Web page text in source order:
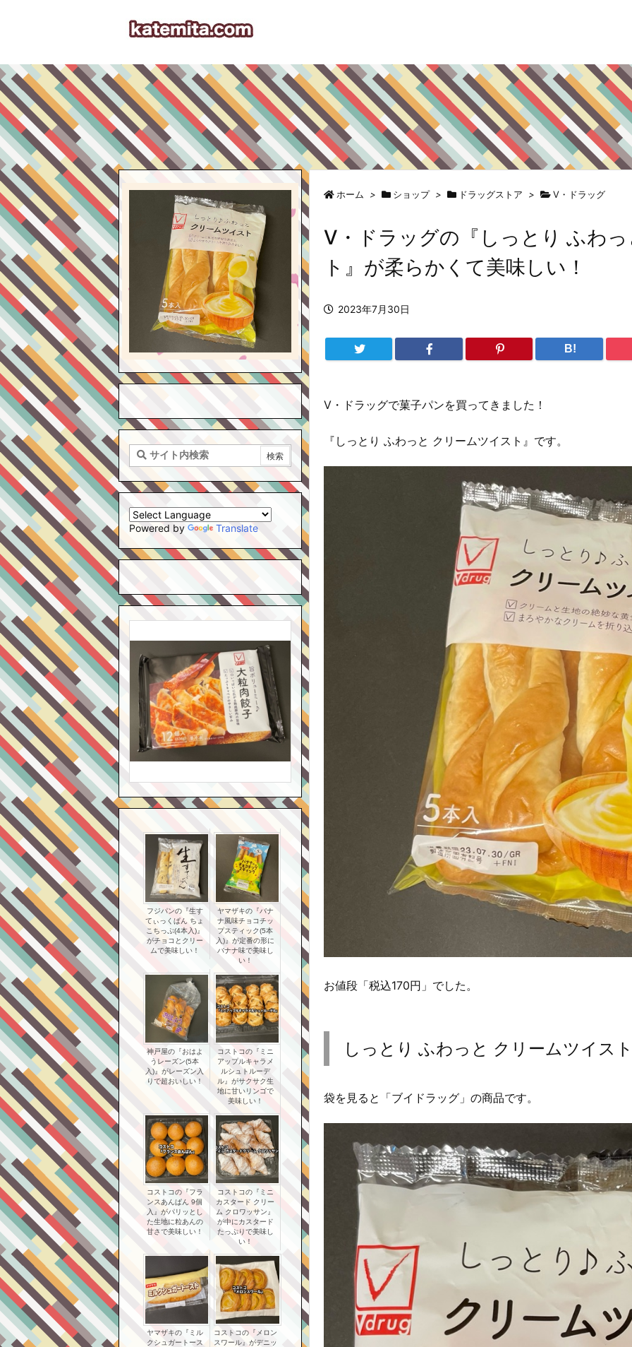
ホーム > ショップ > ドラッグストア > V・ドラッグ
V・ドラッグの『しっとり ふわ
ト』が柔らかくて美味しい！
2023年7月30日
B!
V・ドラッグで菓子パンを買ってきました！
『しっとり ふわっと クリームツイスト』です。
お値段「税込170円」でした。
しっとり ふわっと クリームツイス
袋を見ると「ブイドラッグ」の商品です。
Powered by Translate
フジパンの『生す
てぃっくぱん ちょ
こちっぷ(4本入)』
がチョコとクリー
ムで美味しい！
ヤマザキの『バナ
ナ風味チョコチッ
プスティック(5本
入)』が定番の形に
バナナ味で美味し
い！
神戸屋の『おはよ
うレーズン(5本
入)』がレーズン入
りで超おいしい！
コストコの『ミニ
アップルキャラメ
ルシュトルーデ
ル』がサクサク生
地に甘いリンゴで
美味しい！
コストコの『フラ
ンスあんぱん 9個
入』がパリッとし
た生地に粒あんの
甘さで美味しい！
コストコの『ミニ
カスタード クリー
ム クロワッサン』
が中にカスタード
たっぷりで美味し
い！
ヤマザキの『ミル
クシュガートース
コストコの『メロン
スワール』がデニッ